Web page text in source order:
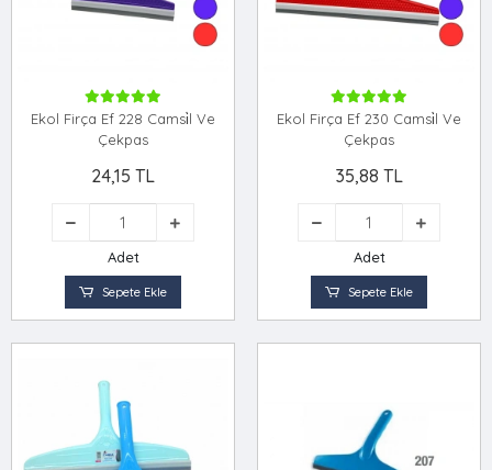
Ekol Firça Ef 228 Camsi̇l Ve
Çekpas
24,15 TL
Adet
Sepete Ekle
Ekol Firça Ef 230 Camsi̇l Ve
Çekpas
35,88 TL
Adet
Sepete Ekle